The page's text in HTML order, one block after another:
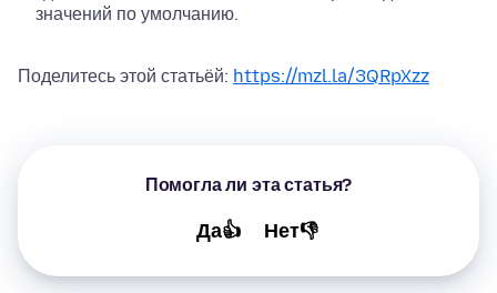
значений по умолчанию.
Поделитесь этой статьёй: https://mzl.la/3QRpXzz
Помогла ли эта статья?
Да👍 Нет👎